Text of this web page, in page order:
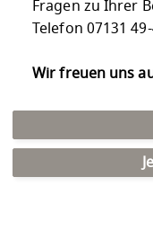
Fragen zu Ihrer
Telefon 07131
Wir freuen uns